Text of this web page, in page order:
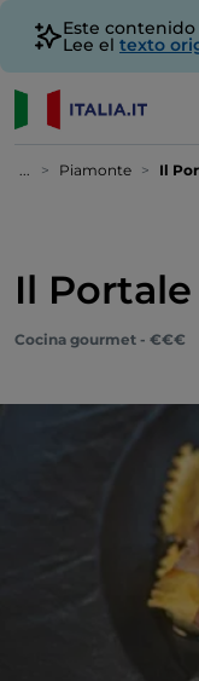
Este
Lee el texto
... Piamonte Il
Il Portale
Cocina gourmet - €€€